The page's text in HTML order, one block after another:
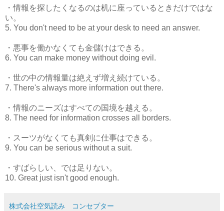
・情報を探したくなるのは机に座っているときだけではな
い。
5. You don't need to be at your desk to need an answer.
・悪事を働かなくても金儲けはできる。
6. You can make money without doing evil.
・世の中の情報量は絶えず増え続けている。
7. There's always more information out there.
・情報のニーズはすべての国境を越える。
8. The need for information crosses all borders.
・スーツがなくても真剣に仕事はできる。
9. You can be serious without a suit.
・すばらしい、では足りない。
10. Great just isn't good enough.
株式会社空気読み コンセプター